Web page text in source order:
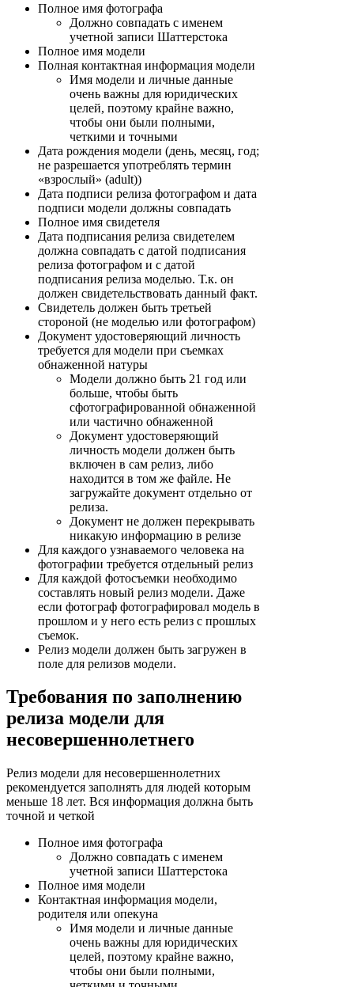
Полное имя фотографа
Должно совпадать с именем
учетной записи Шаттерстока
Полное имя модели
Полная контактная информация модели
Имя модели и личные данные
очень важны для юридических
целей, поэтому крайне важно,
чтобы они были полными,
четкими и точными
Дата рождения модели (день, месяц, год;
не разрешается употреблять термин
«взрослый» (adult))
Дата подписи релиза фотографом и дата
подписи модели должны совпадать
Полное имя свидетеля
Дата подписания релиза свидетелем
должна совпадать с датой подписания
релиза фотографом и с датой
подписания релиза моделью. Т.к. он
должен свидетельствовать данный факт.
Свидетель должен быть третьей
стороной (не моделью или фотографом)
Документ удостоверяющий личность
требуется для модели при съемках
обнаженной натуры
Модели должно быть 21 год или
больше, чтобы быть
сфотографированной обнаженной
или частично обнаженной
Документ удостоверяющий
личность модели должен быть
включен в сам релиз, либо
находится в том же файле. Не
загружайте документ отдельно от
релиза.
Документ не должен перекрывать
никакую информацию в релизе
Для каждого узнаваемого человека на
фотографии требуется отдельный релиз
Для каждой фотосъемки необходимо
составлять новый релиз модели. Даже
если фотограф фотографировал модель в
прошлом и у него есть релиз с прошлых
съемок.
Релиз модели должен быть загружен в
поле для релизов модели.
Требования по заполнению
релиза модели для
несовершеннолетнего
Релиз модели для несовершеннолетних
рекомендуется заполнять для людей которым
меньше 18 лет. Вся информация должна быть
точной и четкой
Полное имя фотографа
Должно совпадать с именем
учетной записи Шаттерстока
Полное имя модели
Контактная информация модели,
родителя или опекуна
Имя модели и личные данные
очень важны для юридических
целей, поэтому крайне важно,
чтобы они были полными,